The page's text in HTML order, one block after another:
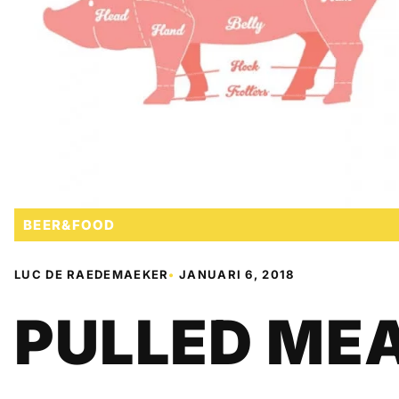
BEER&FOOD
LUC DE RAEDEMAEKER•JANUARI 6, 2018
PULLED